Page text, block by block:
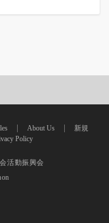
About Us
新規
Policy
活動振興会